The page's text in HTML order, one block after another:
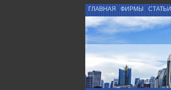
ГЛАВНАЯ ФИРМЫ СТАТЬИ